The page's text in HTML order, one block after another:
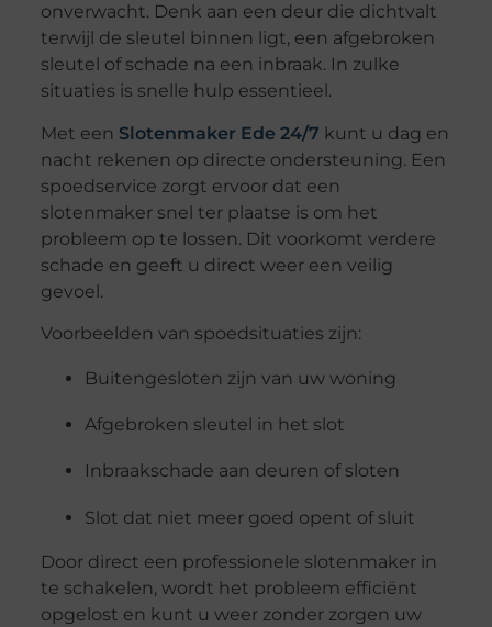
onverwacht. Denk aan een deur die dichtvalt
terwijl de sleutel binnen ligt, een afgebroken
sleutel of schade na een inbraak. In zulke
situaties is snelle hulp essentieel.
Met een Slotenmaker Ede 24/7 kunt u dag en
nacht rekenen op directe ondersteuning. Een
spoedservice zorgt ervoor dat een
slotenmaker snel ter plaatse is om het
probleem op te lossen. Dit voorkomt verdere
schade en geeft u direct weer een veilig
gevoel.
Voorbeelden van spoedsituaties zijn:
Buitengesloten zijn van uw woning
Afgebroken sleutel in het slot
Inbraakschade aan deuren of sloten
Slot dat niet meer goed opent of sluit
Door direct een professionele slotenmaker in
te schakelen, wordt het probleem efficiënt
opgelost en kunt u weer zonder zorgen uw